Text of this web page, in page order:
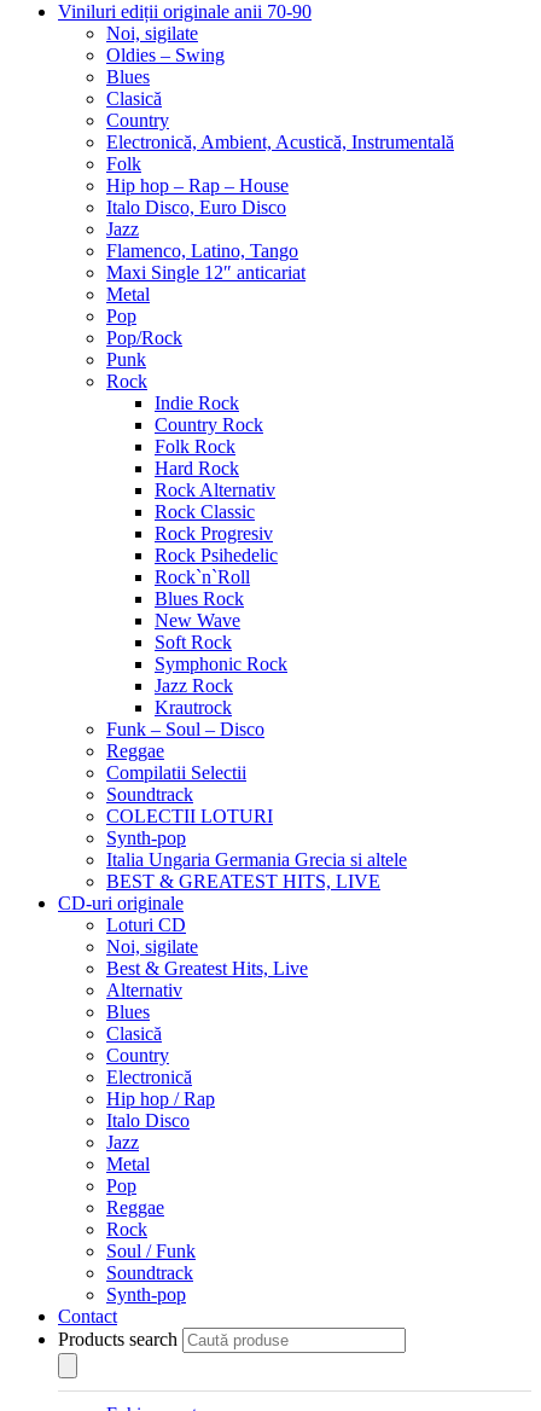
Viniluri ediții originale anii 70-90
Noi, sigilate
Oldies – Swing
Blues
Clasică
Country
Electronică, Ambient, Acustică, Instrumentală
Folk
Hip hop – Rap – House
Italo Disco, Euro Disco
Jazz
Flamenco, Latino, Tango
Maxi Single 12″ anticariat
Metal
Pop
Pop/Rock
Punk
Rock
Indie Rock
Country Rock
Folk Rock
Hard Rock
Rock Alternativ
Rock Classic
Rock Progresiv
Rock Psihedelic
Rock`n`Roll
Blues Rock
New Wave
Soft Rock
Symphonic Rock
Jazz Rock
Krautrock
Funk – Soul – Disco
Reggae
Compilatii Selectii
Soundtrack
COLECTII LOTURI
Synth-pop
Italia Ungaria Germania Grecia si altele
BEST & GREATEST HITS, LIVE
CD-uri originale
Loturi CD
Noi, sigilate
Best & Greatest Hits, Live
Alternativ
Blues
Clasică
Country
Electronică
Hip hop / Rap
Italo Disco
Jazz
Metal
Pop
Reggae
Rock
Soul / Funk
Soundtrack
Synth-pop
Contact
Products search